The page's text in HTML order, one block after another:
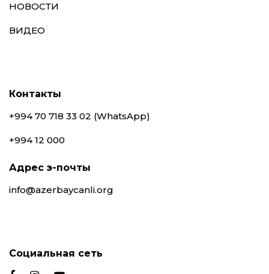
НОВОСТИ
ВИДЕО
Контакты
+994 70 718 33 02 (WhatsApp)
+994 12 000
Адрес э-почты
info@azerbaycanli.org
Социальная сеть